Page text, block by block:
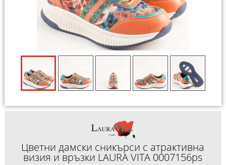
Цветни дамски сникърси с атрактивна
визия и връзки LAURA VITA 0007156ps